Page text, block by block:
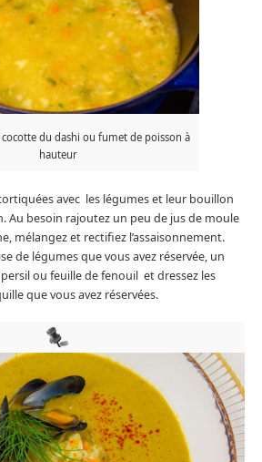
du dashi ou fumet de poisson à
hauteur
avec les légumes et leur bouillon
Au besoin rajoutez un peu de jus de moule
mélangez et rectifiez l’assaisonnement.
de légumes que vous avez réservée, un
ou feuille de fenouil et dressez les
que vous avez réservées.